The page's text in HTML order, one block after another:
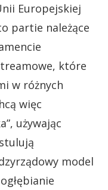
Europejskiej
partie należące
które
w różnych
więc
używając
model